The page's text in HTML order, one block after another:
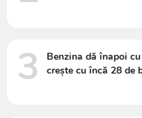
3
Benzina dă înapoi
crește cu încă 28 de